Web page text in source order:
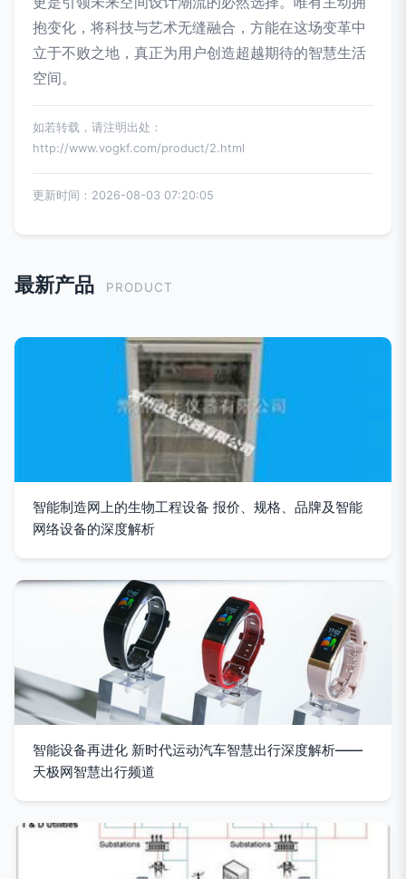
抱变化，将科技与艺术无缝融合，方能在这场变革中
立于不败之地，真正为用户创造超越期待的智慧生活
空间。
如若转载，请注明出处：
http://www.vogkf.com/product/2.html
更新时间：2026-08-03 07:20:05
最新产品 PRODUCT
智能制造网上的生物工程设备 报价、规格、品牌及智能
网络设备的深度解析
智能设备再进化 新时代运动汽车智慧出行深度解析——
天极网智慧出行频道